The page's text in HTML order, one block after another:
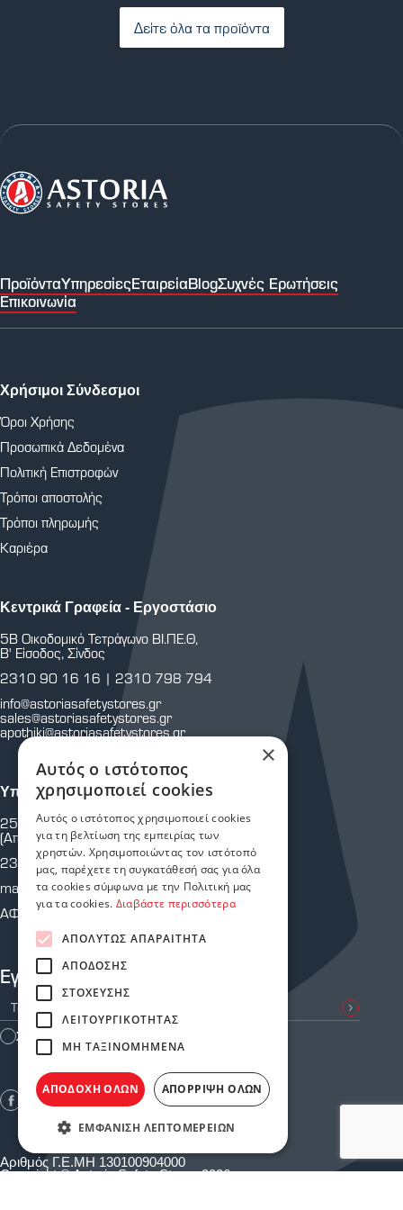
Δείτε όλα τα προϊόντα
ΠροϊόνταΥπηρεσίεςΕταιρείαBlogΣυχνές Ερωτήσεις
Επικοινωνία
Εγγραφείτε στο Newsletter μας
Συμφωνώ με τους
Χρήσιμοι Σύνδεσμοι
Όροι Χρήσης
Προσωπικά Δεδομένα
Πολιτική Επιστροφών
Τρόποι αποστολής
Τρόποι πληρωμής
Καριέρα
Κεντρικά Γραφεία - Εργοστάσιο
5Β Οικοδομικό Τετράγωνο ΒΙ.ΠΕ.Θ,
Β' Είσοδος, Σίνδος
2310 90 16 16 | 2310 798 794
info@astoriasafetystores.gr
sales@astoriasafetystores.gr
apothiki@astoriasafetystores.gr
Υποκατάστημα Μαρτίου
25ης Μαρτίου 43 & Κρήτης
(Απέναντι από Πυροσβεστική Υπηρεσία.)
2310 810 805
martiou@astoriasafetystores.gr
ΑΦΜ: 800574464
Copyright © Astoria Safety Stores 2026
Αριθμός Γ.Ε.ΜΗ 130100904000
×
Αυτός ο ιστότοπος
χρησιμοποιεί cookies
Αυτός ο ιστότοπος χρησιμοποιεί cookies
για τη βελτίωση της εμπειρίας των
χρηστών. Χρησιμοποιώντας τον ιστότοπό
μας, παρέχετε τη συγκατάθεσή σας για όλα
τα cookies σύμφωνα με την Πολιτική μας
για τα cookies. Διαβάστε περισσότερα
ΑΠΟΛΎΤΩΣ ΑΠΑΡΑΊΤΗΤΑ
ΑΠΌΔΟΣΗΣ
ΣΤΌΧΕΥΣΗΣ
ΛΕΙΤΟΥΡΓΙΚΌΤΗΤΑΣ
ΜΗ ΤΑΞΙΝΟΜΗΜΈΝΑ
ΑΠΟΔΟΧΉ ΌΛΩΝ ΑΠΌΡΡΙΨΗ ΌΛΩΝ
ΕΜΦΆΝΙΣΗ ΛΕΠΤΟΜΕΡΕΙΏΝ